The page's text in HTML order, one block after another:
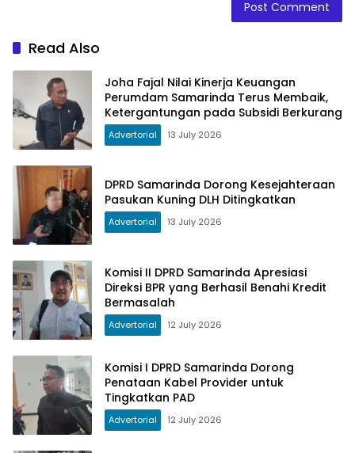
Read Also
Joha Fajal Nilai Kinerja Keuangan
Perumdam Samarinda Terus Membaik,
Ketergantungan pada Subsidi Berkurang
Advertorial 13 July 2026
DPRD Samarinda Dorong Kesejahteraan
Pasukan Kuning DLH Ditingkatkan
Advertorial 13 July 2026
Komisi II DPRD Samarinda Apresiasi
Direksi BPR yang Berhasil Benahi Kredit
Bermasalah
Advertorial 12 July 2026
Komisi I DPRD Samarinda Dorong
Penataan Kabel Provider untuk
Tingkatkan PAD
Advertorial 12 July 2026